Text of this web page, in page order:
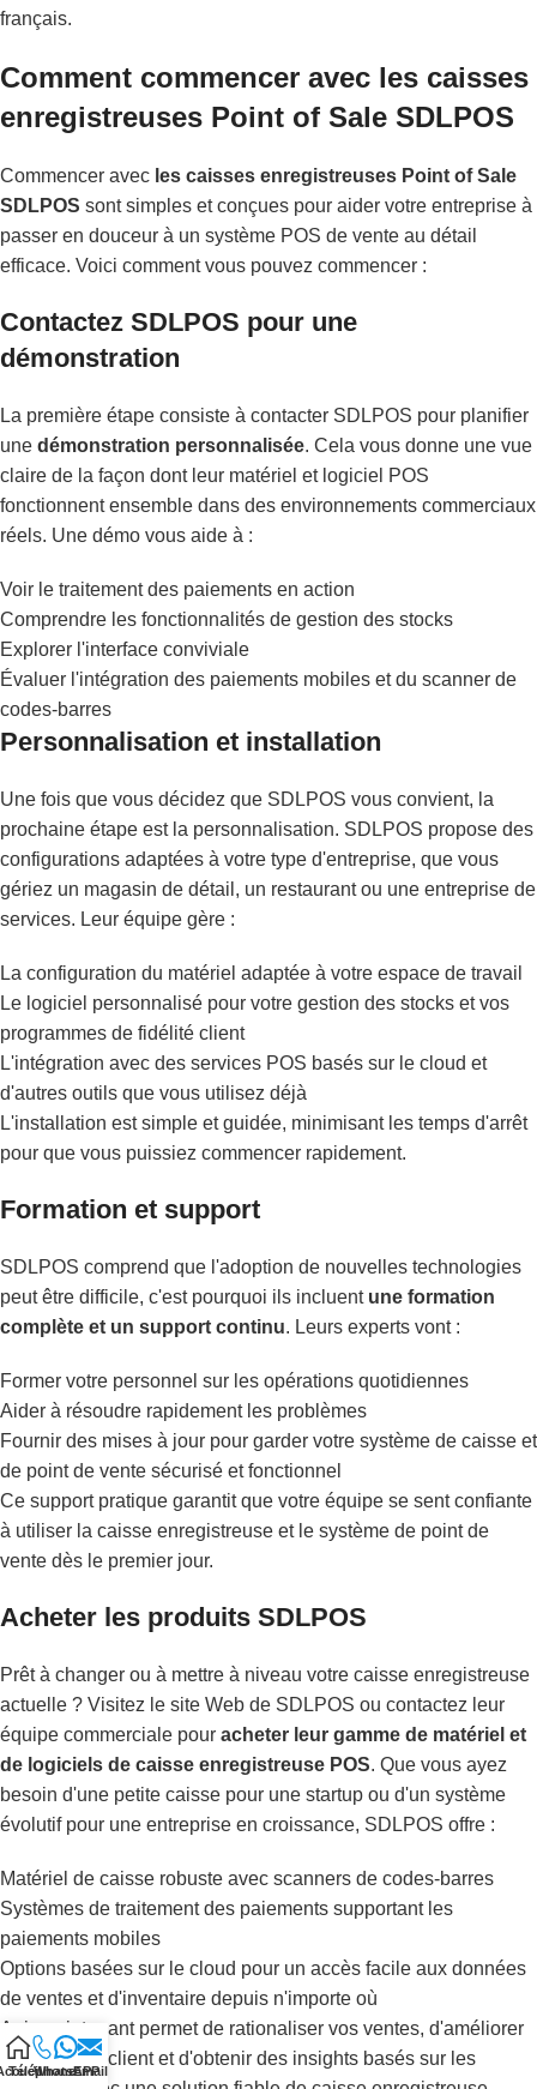
français.
Comment commencer avec les caisses
enregistreuses Point of Sale SDLPOS
Commencer avec les caisses enregistreuses Point of Sale
SDLPOS sont simples et conçues pour aider votre entreprise à
passer en douceur à un système POS de vente au détail
efficace. Voici comment vous pouvez commencer :
Contactez SDLPOS pour une
démonstration
La première étape consiste à contacter SDLPOS pour planifier
une démonstration personnalisée. Cela vous donne une vue
claire de la façon dont leur matériel et logiciel POS
fonctionnent ensemble dans des environnements commerciaux
réels. Une démo vous aide à :
Voir le traitement des paiements en action
Comprendre les fonctionnalités de gestion des stocks
Explorer l'interface conviviale
Évaluer l'intégration des paiements mobiles et du scanner de
codes-barres
Personnalisation et installation
Une fois que vous décidez que SDLPOS vous convient, la
prochaine étape est la personnalisation. SDLPOS propose des
configurations adaptées à votre type d'entreprise, que vous
gériez un magasin de détail, un restaurant ou une entreprise de
services. Leur équipe gère :
La configuration du matériel adaptée à votre espace de travail
Le logiciel personnalisé pour votre gestion des stocks et vos
programmes de fidélité client
L'intégration avec des services POS basés sur le cloud et
d'autres outils que vous utilisez déjà
L'installation est simple et guidée, minimisant les temps d'arrêt
pour que vous puissiez commencer rapidement.
Formation et support
SDLPOS comprend que l'adoption de nouvelles technologies
peut être difficile, c'est pourquoi ils incluent une formation
complète et un support continu. Leurs experts vont :
Former votre personnel sur les opérations quotidiennes
Aider à résoudre rapidement les problèmes
Fournir des mises à jour pour garder votre système de caisse et
de point de vente sécurisé et fonctionnel
Ce support pratique garantit que votre équipe se sent confiante
à utiliser la caisse enregistreuse et le système de point de
vente dès le premier jour.
Acheter les produits SDLPOS
Prêt à changer ou à mettre à niveau votre caisse enregistreuse
actuelle ? Visitez le site Web de SDLPOS ou contactez leur
équipe commerciale pour acheter leur gamme de matériel et
de logiciels de caisse enregistreuse POS. Que vous ayez
besoin d'une petite caisse pour une startup ou d'un système
évolutif pour une entreprise en croissance, SDLPOS offre :
Matériel de caisse robuste avec scanners de codes-barres
Systèmes de traitement des paiements supportant les
paiements mobiles
Options basées sur le cloud pour un accès facile aux données
de ventes et d'inventaire depuis n'importe où
Agir maintenant permet de rationaliser vos ventes, d'améliorer
l'expérience client et d'obtenir des insights basés sur les
Téléphone
WhatsAPP
Email